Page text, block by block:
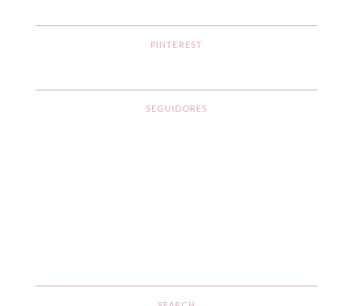
PINTEREST
SEGUIDORES